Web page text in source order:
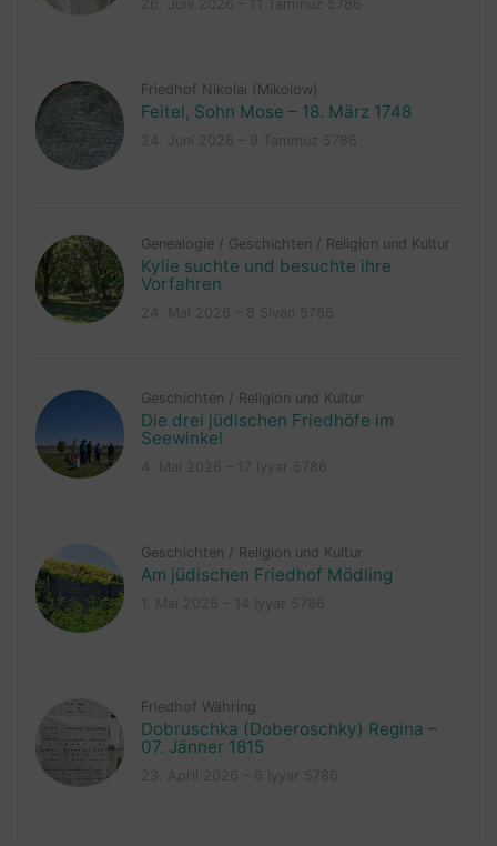
Friedhof Nikolai (Mikolow)
Feitel, Sohn Mose – 18. März 1748
Genealogie / Geschichten / Religion und Kultur
Kylie suchte und besuchte ihre
Vorfahren
Geschichten / Religion und Kultur
Die drei jüdischen Friedhöfe im
Seewinkel
Geschichten / Religion und Kultur
Am jüdischen Friedhof Mödling
Friedhof Währing
Dobruschka (Doberoschky) Regina –
07. Jänner 1815